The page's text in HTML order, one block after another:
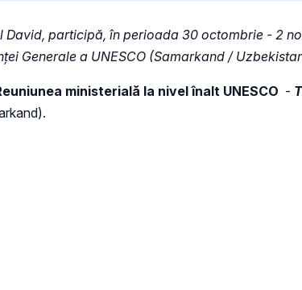
David, participă, în perioada 30 octombrie - 2
Generale a UNESCO (Samarkand /
ministerială la nivel înalt UNESCO -